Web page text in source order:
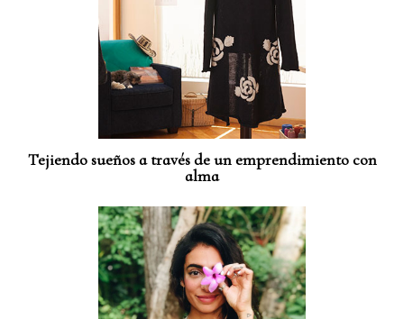
Tejiendo sueños a través de un emprendimiento con
alma